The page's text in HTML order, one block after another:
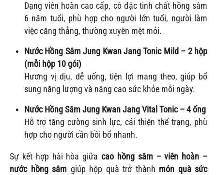
Dạng viên hoàn cao cấp, cô đặc tinh chất hồng sâm
6 năm tuổi, phù hợp cho người lớn tuổi, người làm
việc căng thẳng, thường xuyên mệt mỏi.
Nước Hồng Sâm Jung Kwan Jang Tonic Mild – 2 hộp
(mỗi hộp 10 gói)
Hương vị dịu, dễ uống, tiện lợi mang theo, giúp bổ
sung năng lượng và nâng cao sức khỏe mỗi ngày.
Nước Hồng Sâm Jung Kwan Jang Vital Tonic – 4 ống
Hỗ trợ tăng cường sinh lực, cải thiện thể trạng, phù
hợp cho người cần bồi bổ nhanh.
Sự kết hợp hài hòa giữa cao hồng sâm – viên hoàn –
nước hồng sâm giúp hộp quà trở thành món quà sức